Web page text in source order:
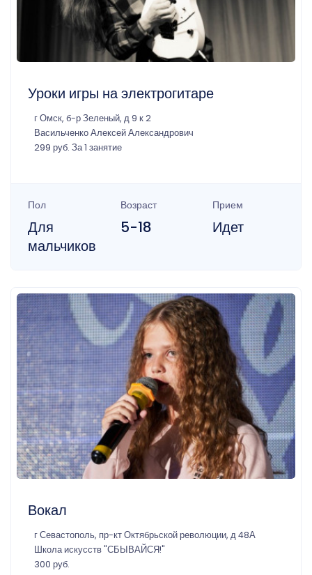
Уроки игры на электрогитаре
г Омск, б-р Зеленый, д 9 к 2
Васильченко Алексей Александрович
299 руб. За 1 занятие
Пол
Для
мальчиков
Возраст
5-18
Прием
Идет
Вокал
г Севастополь, пр-кт Октябрьской революции, д 48А
Школа искусств "СБЫВАЙСЯ!"
300 руб.